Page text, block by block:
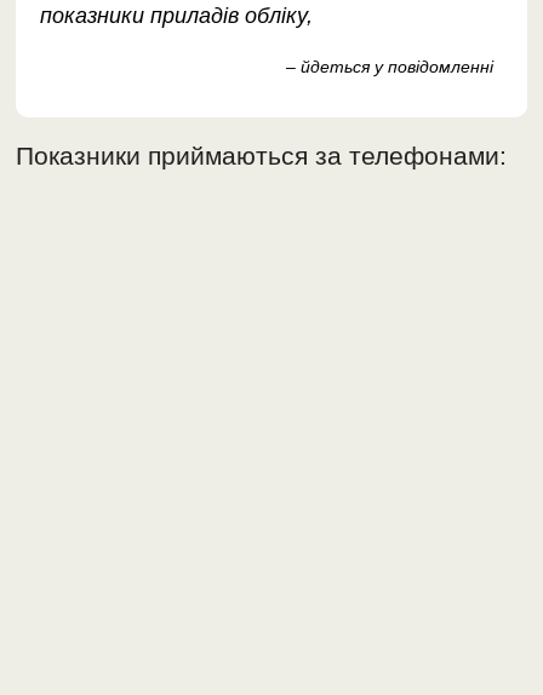
показники приладів обліку,
– йдеться у повідомленні
Показники приймаються за телефонами: